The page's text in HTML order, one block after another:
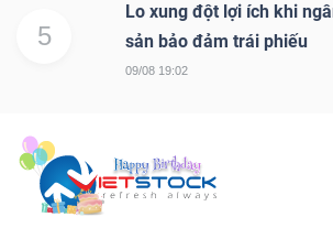
5
Lo xung đột lợi ích khi
sản bảo đảm trái phiếu
09/08 19:02